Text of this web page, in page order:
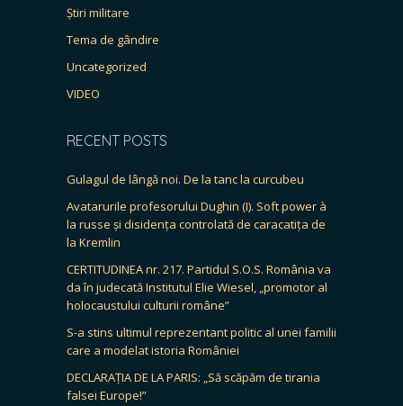
Știri militare
Tema de gândire
Uncategorized
VIDEO
RECENT POSTS
Gulagul de lângă noi. De la tanc la curcubeu
Avatarurile profesorului Dughin (I). Soft power à
la russe și disidența controlată de caracatița de
la Kremlin
CERTITUDINEA nr. 217. Partidul S.O.S. România va
da în judecată Institutul Elie Wiesel, „promotor al
holocaustului culturii române”
S-a stins ultimul reprezentant politic al unei familii
care a modelat istoria României
DECLARAȚIA DE LA PARIS: „Să scăpăm de tirania
falsei Europe!”